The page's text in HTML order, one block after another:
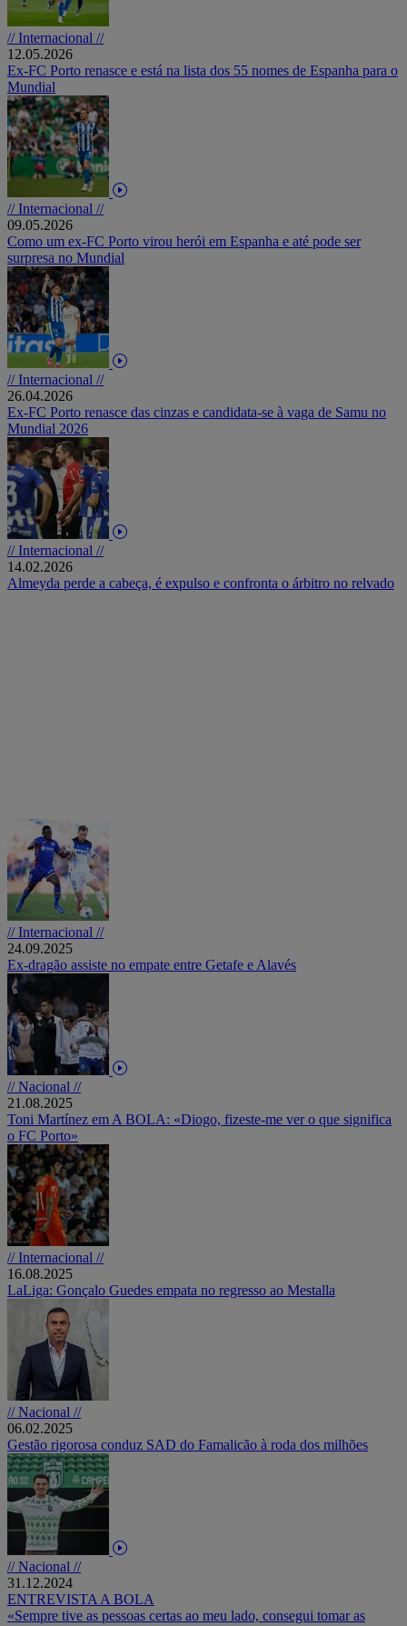
// Internacional //
12.05.2026
Ex-FC Porto renasce e está na lista dos 55 nomes de Espanha para o
Mundial
// Internacional //
09.05.2026
Como um ex-FC Porto virou herói em Espanha e até pode ser
surpresa no Mundial
// Internacional //
26.04.2026
Ex-FC Porto renasce das cinzas e candidata-se à vaga de Samu no
Mundial 2026
// Internacional //
14.02.2026
Almeyda perde a cabeça, é expulso e confronta o árbitro no relvado
// Internacional //
24.09.2025
Ex-dragão assiste no empate entre Getafe e Alavés
// Nacional //
21.08.2025
Toni Martínez em A BOLA: «Diogo, fizeste-me ver o que significa
o FC Porto»
// Internacional //
16.08.2025
LaLiga: Gonçalo Guedes empata no regresso ao Mestalla
// Nacional //
06.02.2025
Gestão rigorosa conduz SAD do Famalicão à roda dos milhões
// Nacional //
31.12.2024
ENTREVISTA A BOLA
«Sempre tive as pessoas certas ao meu lado, consegui tomar as